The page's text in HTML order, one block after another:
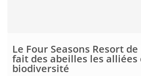
Le Four Seasons Resort
fait des abeilles les alliées
biodiversité